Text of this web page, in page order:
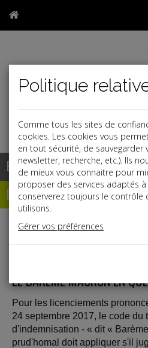
Base documentaire
Dépêches
j
Social
LE BARÈME MACRON EN
Pour les licenciements
24 septembre 2017, le code du
d'indemnisation - « dit «
prud'homal doit appliquer s'il
Comme tous les sites de
cookies. Les cookies vous
en tout sécurité, de sauvegarder
newsletter, recherche, etc.). Ils
de mieux vous connaitre pour
proposer des services adaptés
conserverez toujours le contrôle
utilisons.
Gérer vos préférences